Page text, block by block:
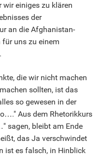
wir einiges zu klären
der
an die Afghanistan-
uns zu einem
die wir nicht machen
sollten, ist das
so gewesen in der
Aus dem Rhetorikkurs
sagen, bleibt am Ende
das Ja verschwindet
ist es falsch, in Hinblick